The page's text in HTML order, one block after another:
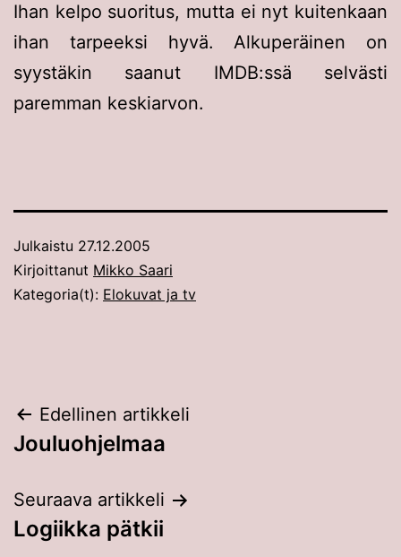
Ihan kelpo suoritus, mutta ei nyt kuitenkaan
ihan tarpeeksi hyvä. Alkuperäinen on
syystäkin saanut IMDB:ssä selvästi
paremman keskiarvon.
Julkaistu 27.12.2005
Kirjoittanut Mikko Saari
Kategoria(t): Elokuvat ja tv
Artikkelien
selaus
Edellinen artikkeli
Jouluohjelmaa
Seuraava artikkeli
Logiikka pätkii